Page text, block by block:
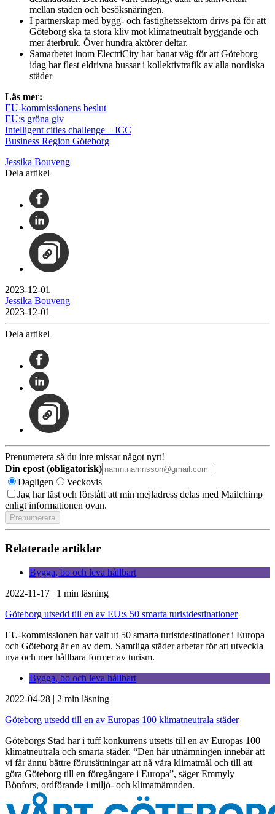
mellan staden och besöksnäringen.
I partnerskap med bygg- och fastighetssektorn drivs på för att
Göteborg ska ta stora kliv mot klimatneutralt byggande och
mer återbruk. Över hundra aktörer deltar.
Samarbetet inom ElectriCity har banat väg för att Göteborg
idag har flest eldrivna bussar i kollektivtrafik av alla nordiska
städer
Läs mer:
EU-kommissionens beslut
EU:s gröna giv
Intelligent cities challenge – ICC
Business Region Göteborg
Jessika Bouveng
Dela artikel
2023-12-01
Jessika Bouveng
2023-12-01
Dela artikel
Prenumerera så du inte missar något nytt!
Din epost (obligatorisk)
Dagligen
Veckovis
Jag har läst och förstått att min mejladress delas med Mailchimp
enligt informationen ovan.
Relaterade artiklar
Bygga, bo och leva hållbart
2022-11-17 | 1 min läsning
Göteborg utsedd till en av EU:s 50 smarta turistdestinationer
EU-kommissionen har valt ut 50 smarta turistdestinationer i Europa
och Göteborg är en av dem. Samtliga städer arbetar för att utveckla
nya och mer hållbara former av turism.
Bygga, bo och leva hållbart
2022-04-28 | 2 min läsning
Göteborg utsedd till en av Europas 100 klimatneutrala städer
Göteborgs Stad har i tuff konkurrens utsetts till en av Europas 100
klimatneutrala och smarta städer. “Den här utnämningen innebär att
vi får ännu bättre förutsättningar att nå våra klimatmål och till att
göra Göteborg till en föregångare i Europa”, säger Emmyly
Bönfors, ordförande i miljö- och klimatnämnden.